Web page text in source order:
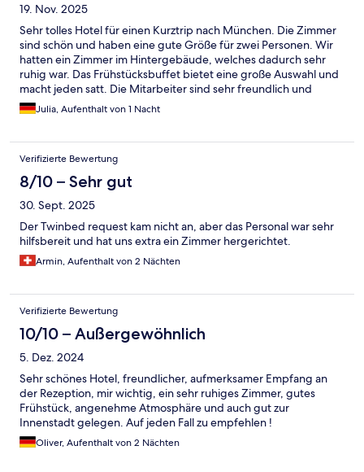
19. Nov. 2025
Sehr tolles Hotel für einen Kurztrip nach München. Die Zimmer
sind schön und haben eine gute Größe für zwei Personen. Wir
hatten ein Zimmer im Hintergebäude, welches dadurch sehr
ruhig war. Das Frühstücksbuffet bietet eine große Auswahl und
macht jeden satt. Die Mitarbeiter sind sehr freundlich und
hilfsbereit. Die Parkplätze sind zwar klein aber mit 15 € pro
Nacht absolut super.
Julia, Aufenthalt von 1 Nacht
Verifizierte Bewertung
8/10 – Sehr gut
30. Sept. 2025
Der Twinbed request kam nicht an, aber das Personal war sehr
hilfsbereit und hat uns extra ein Zimmer hergerichtet.
Armin, Aufenthalt von 2 Nächten
Verifizierte Bewertung
10/10 – Außergewöhnlich
5. Dez. 2024
Sehr schönes Hotel, freundlicher, aufmerksamer Empfang an
der Rezeption, mir wichtig, ein sehr ruhiges Zimmer, gutes
Frühstück, angenehme Atmosphäre und auch gut zur
Innenstadt gelegen. Auf jeden Fall zu empfehlen !
Oliver, Aufenthalt von 2 Nächten